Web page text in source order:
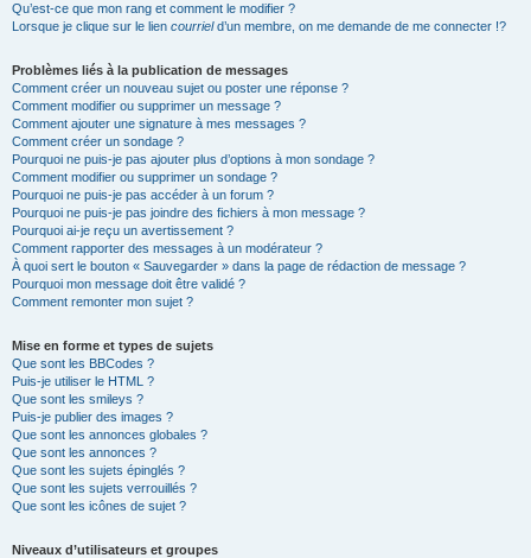
Qu’est-ce que mon rang et comment le modifier ?
Lorsque je clique sur le lien courrield’un membre, on me demande de me connecter !?
Problèmes liés à la publication de messages
Comment créer un nouveau sujet ou poster une réponse ?
Comment modifier ou supprimer un message ?
Comment ajouter une signature à mes messages ?
Comment créer un sondage ?
Pourquoi ne puis-je pas ajouter plus d’options à mon sondage ?
Comment modifier ou supprimer un sondage ?
Pourquoi ne puis-je pas accéder à un forum ?
Pourquoi ne puis-je pas joindre des fichiers à mon message ?
Pourquoi ai-je reçu un avertissement ?
Comment rapporter des messages à un modérateur ?
À quoi sert le bouton « Sauvegarder » dans la page de rédaction de message ?
Pourquoi mon message doit être validé ?
Comment remonter mon sujet ?
Mise en forme et types de sujets
Que sont les BBCodes ?
Puis-je utiliser le HTML ?
Que sont les smileys ?
Puis-je publier des images ?
Que sont les annonces globales ?
Que sont les annonces ?
Que sont les sujets épinglés ?
Que sont les sujets verrouillés ?
Que sont les icônes de sujet ?
Niveaux d’utilisateurs et groupes